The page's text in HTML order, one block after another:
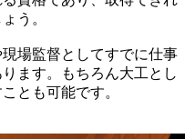
う。
場監督としてすでに仕事
ます。もちろん大工とし
とも可能です。